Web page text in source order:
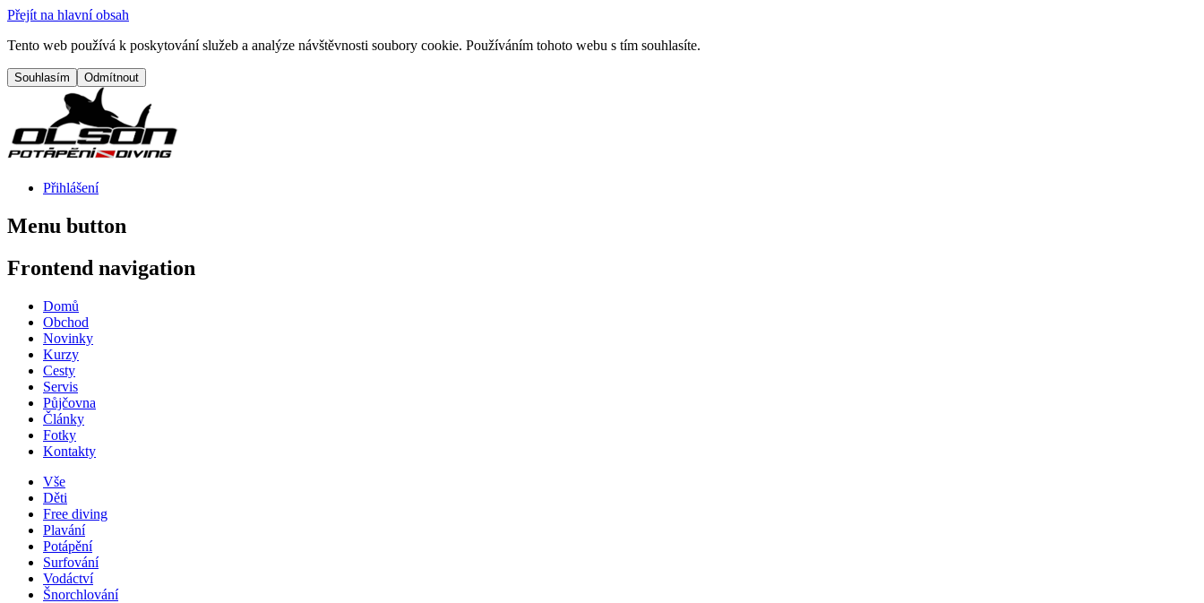
Přejít na hlavní obsah
Tento web používá k poskytování služeb a analýze návštěvnosti soubory cookie. Používáním tohoto webu s tím souhlasíte.
Přihlášení
Menu button
Frontend navigation
Domů
Obchod
Novinky
Kurzy
Cesty
Servis
Půjčovna
Články
Fotky
Kontakty
Vše
Děti
Free diving
Plavání
Potápění
Surfování
Vodáctví
Šnorchlování